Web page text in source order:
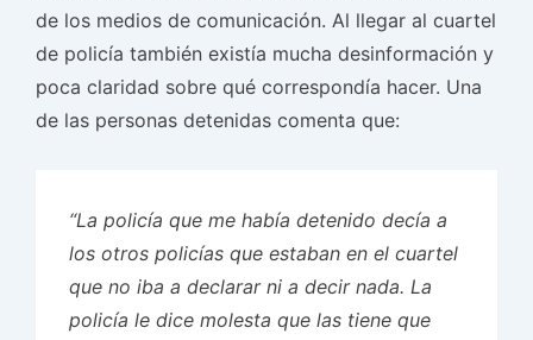
de los medios de comunicación. Al llegar al cuartel
de policía también existía mucha desinformación y
poca claridad sobre qué correspondía hacer. Una
de las personas detenidas comenta que:
“La policía que me había detenido decía a
los otros policías que estaban en el cuartel
que no iba a declarar ni a decir nada. La
policía le dice molesta que las tiene que